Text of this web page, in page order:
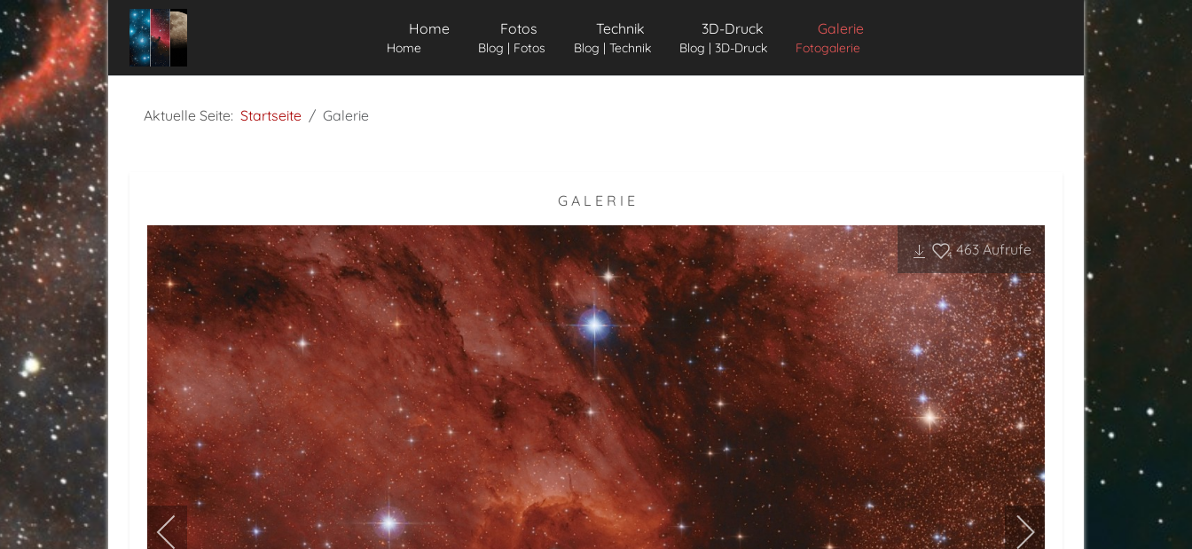
Home
Home
Fotos
Blog | Fotos
Technik
Blog | Technik
3D-Druck
Blog | 3D-Druck
Galerie
Fotogalerie
Aktuelle Seite: Startseite Galerie
G A L E R I E
4 463Aufrufe